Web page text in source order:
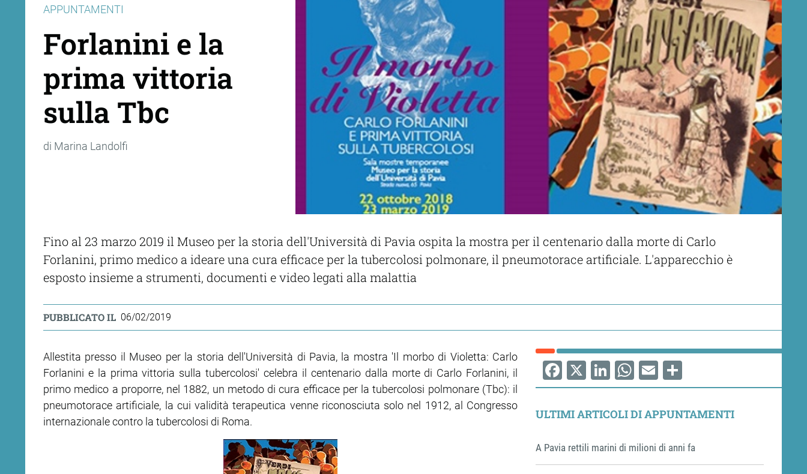
APPUNTAMENTI
Forlanini e la
prima vittoria
sulla Tbc
di Marina Landolfi
Fino al 23 marzo 2019 il Museo per la storia dell'Università di Pavia ospita la mostra per il centenario dalla morte di Carlo
Forlanini, primo medico a ideare una cura efficace per la tubercolosi polmonare, il pneumotorace artificiale. L'apparecchio è
esposto insieme a strumenti, documenti e video legati alla malattia
PUBBLICATO IL 06/02/2019
Allestita presso il Museo per la storia dell'Università di Pavia, la mostra 'Il morbo di Violetta: Carlo
Forlanini e la prima vittoria sulla tubercolosi' celebra il centenario dalla morte di Carlo Forlanini, il
primo medico a proporre, nel 1882, un metodo di cura efficace per la tubercolosi polmonare (Tbc): il
pneumotorace artificiale, la cui validità terapeutica venne riconosciuta solo nel 1912, al Congresso
internazionale contro la tubercolosi di Roma.
Facebook
X LinkedIn
WhatsApp
EmailShare
ULTIMI ARTICOLI DI APPUNTAMENTI
A Pavia rettili marini di milioni di anni fa